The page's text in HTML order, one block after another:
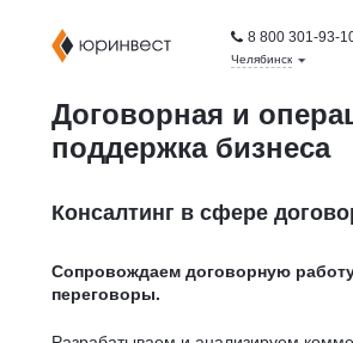
8 800 301-93-
Челябинск
Договорная и
поддержка бизнеса
Консалтинг в сфере
Сопровождаем договорную
переговоры.